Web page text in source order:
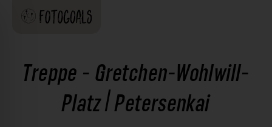
Treppe - Gretchen-Wohlwill-
Platz | Petersenkai